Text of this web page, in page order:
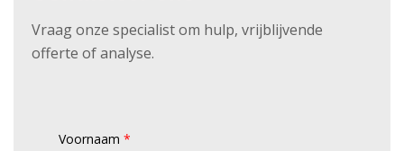
Vraag onze specialist om hulp, vrijblijvende
offerte of analyse.
Voornaam*